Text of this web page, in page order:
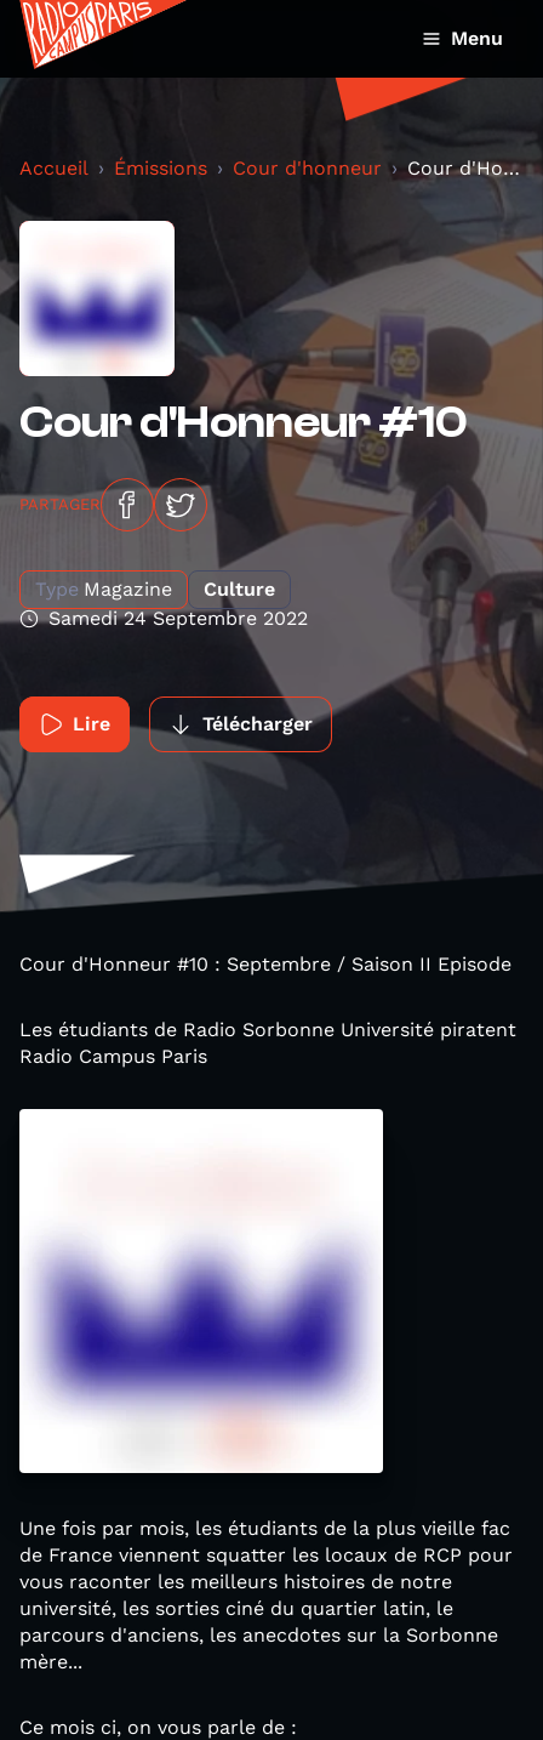
Menu
Accueil Émissions Cour d'honneur Cour d'Honneur #10
Cour d'Honneur #10
PARTAGER
Type Magazine
Culture
Samedi 24 Septembre 2022
Lire Télécharger
Cour d'Honneur #10 : Septembre / Saison II Episode
Les étudiants de Radio Sorbonne Université piratent
Radio Campus Paris
Une fois par mois, les étudiants de la plus vieille fac
de France viennent squatter les locaux de RCP pour
vous raconter les meilleurs histoires de notre
université, les sorties ciné du quartier latin, le
parcours d'anciens, les anecdotes sur la Sorbonne
mère...
Ce mois ci, on vous parle de :